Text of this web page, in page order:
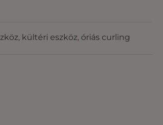
, kültéri eszköz, óriás curling